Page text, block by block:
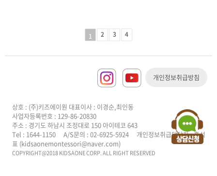
1 2 3 4
개인정보취급방침
상호 : (주)키즈에이원 대표이사 : 이경순,최인동
사업자등록번호 : 129-86-20830
주소 : 경기도 하남시 조정대로 150 아이테코 643
Tel : 1644-1150
A/S문의 : 02-6925-5924
개인정보취급담당자 : 홍석
표 (kidsaonemontessori@naver.com)
COPYRIGHT@2018 KIDSAONE CORP. ALL RIGHT RESERVED